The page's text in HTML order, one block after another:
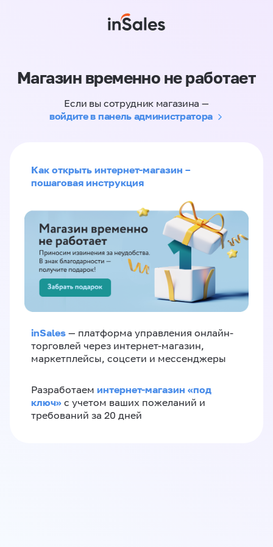
Магазин временно не работает
Если вы сотрудник магазина —
войдите в панель администратора
Как открыть интернет-магазин –
пошаговая инструкция
inSales — платформа управления онлайн-
торговлей через интернет-магазин,
маркетплейсы, соцсети и мессенджеры
Разработаем интернет-магазин «‎под
ключ»‎ с учетом ваших пожеланий и
требований за 20 дней